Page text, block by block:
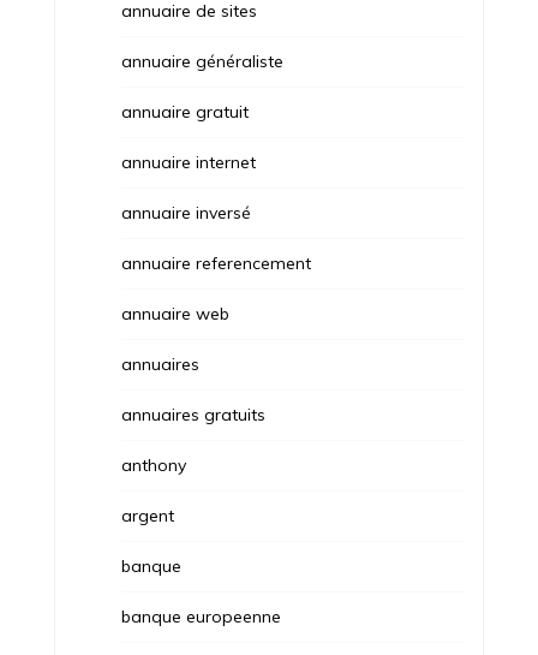
annuaire de sites
annuaire généraliste
annuaire gratuit
annuaire internet
annuaire inversé
annuaire referencement
annuaire web
annuaires
annuaires gratuits
anthony
argent
banque
banque europeenne